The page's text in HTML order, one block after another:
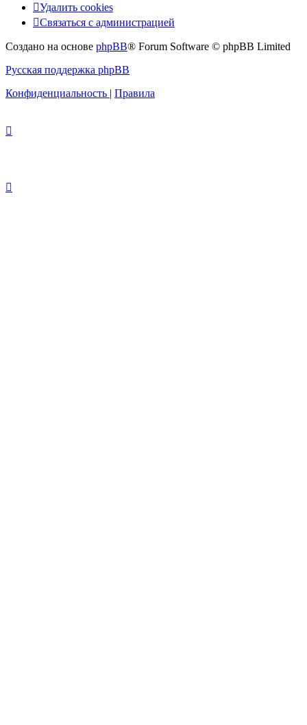
Удалить cookies
Связаться с администрацией
Создано на основе phpBB® Forum Software © phpBB Limited
Русская поддержка phpBB
Конфиденциальность
Правила